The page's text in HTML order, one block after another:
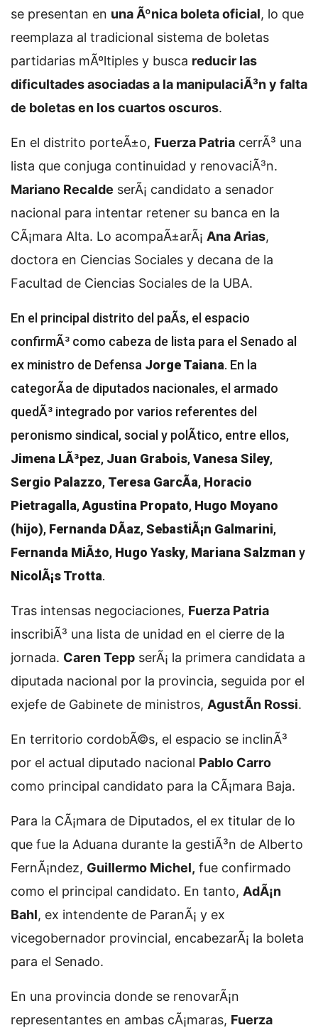
se presentan en una Ãºnica boleta oficial, lo que
reemplaza al tradicional sistema de boletas
partidarias mÃºltiples y busca reducir las
dificultades asociadas a la manipulaciÃ³n y falta
de boletas en los cuartos oscuros.
En el distrito porteÃ±o, Fuerza Patria cerrÃ³ una
lista que conjuga continuidad y renovaciÃ³n.
Mariano Recalde serÃ¡ candidato a senador
nacional para intentar retener su banca en la
CÃ¡mara Alta. Lo acompaÃ±arÃ¡ Ana Arias,
doctora en Ciencias Sociales y decana de la
Facultad de Ciencias Sociales de la UBA.
En el principal distrito del paÃ­s, el espacio
confirmÃ³ como cabeza de lista para el Senado al
ex ministro de Defensa Jorge Taiana. En la
categorÃ­a de diputados nacionales, el armado
quedÃ³ integrado por varios referentes del
peronismo sindical, social y polÃ­tico, entre ellos,
Jimena LÃ³pez, Juan Grabois,Vanesa Siley,
Sergio Palazzo, Teresa GarcÃ­a, Horacio
Pietragalla,Agustina Propato, Hugo Moyano
(hijo), Fernanda DÃ­az,SebastiÃ¡n Galmarini,
Fernanda MiÃ±o, Hugo Yasky, Mariana Salzman y
NicolÃ¡s Trotta.
Tras intensas negociaciones, Fuerza Patria
inscribiÃ³ una lista de unidad en el cierre de la
jornada. Caren Tepp serÃ¡ la primera candidata a
diputada nacional por la provincia, seguida por el
exjefe de Gabinete de ministros, AgustÃ­n Rossi.
En territorio cordobÃ©s, el espacio se inclinÃ³
por el actual diputado nacional Pablo Carro
como principal candidato para la CÃ¡mara Baja.
Para la CÃ¡mara de Diputados, el ex titular de lo
que fue la Aduana durante la gestiÃ³n de Alberto
FernÃ¡ndez, Guillermo Michel, fue confirmado
como el principal candidato. En tanto, AdÃ¡n
Bahl, ex intendente de ParanÃ¡ y ex
vicegobernador provincial, encabezarÃ¡ la boleta
para el Senado.
En una provincia donde se renovarÃ¡n
representantes en ambas cÃ¡maras, Fuerza